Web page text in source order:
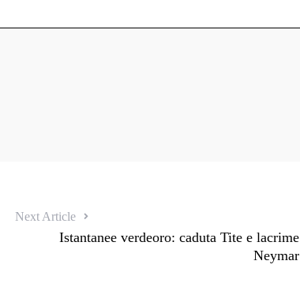
Next Article
Istantanee verdeoro: caduta Tite e lacrime
Neymar